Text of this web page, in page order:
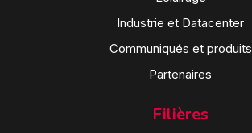
Industrie et Datacenter
Communiqués et produits
Partenaires
Filières